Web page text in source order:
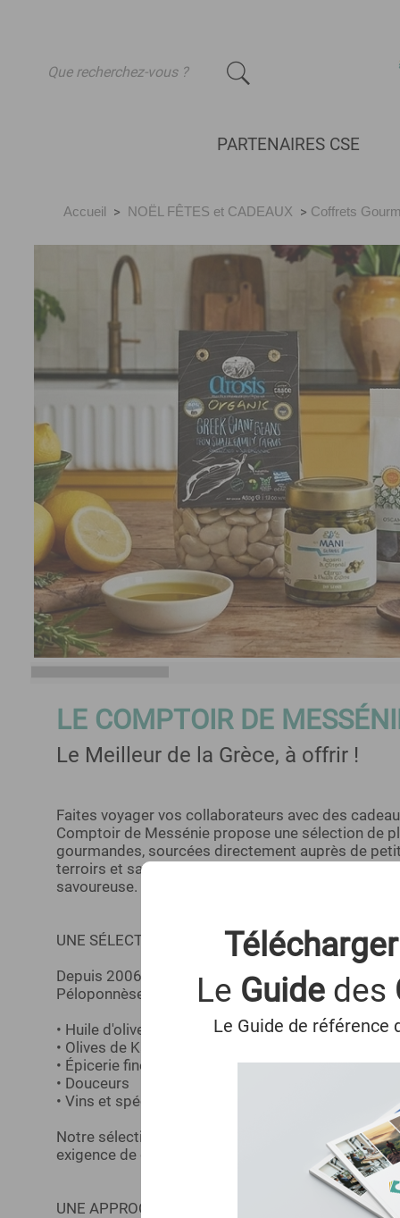
PARTENAIRES CSE
Accueil > NOËL FÊTES et CADEAUX > Coffrets
Faites voyager vos collaborateurs avec des
Comptoir de Messénie propose une sélection de
gourmandes, sourcées directement auprès de
terroirs et savoir-faire, chaque coffret invite à
savoureuse.
UNE SÉLECTION D'EXCEPTION
Depuis 2006, nous parcourons le pays pour
Péloponnèse aux Cyclades, en passant par la
• Huile d'olive
• Olives de Kalamata
• Épicerie fine
• Douceurs
• Vins et spécialités emblématiques
Notre sélection met à l'honneur la richesse des
exigence de qualité et de goût.
UNE APPROCHE ENGAGÉE
LE COMPTOIR DE
Le Meilleur de la Grèce, à offrir !
Télécharger
Le Guide des
Le Guide de référence